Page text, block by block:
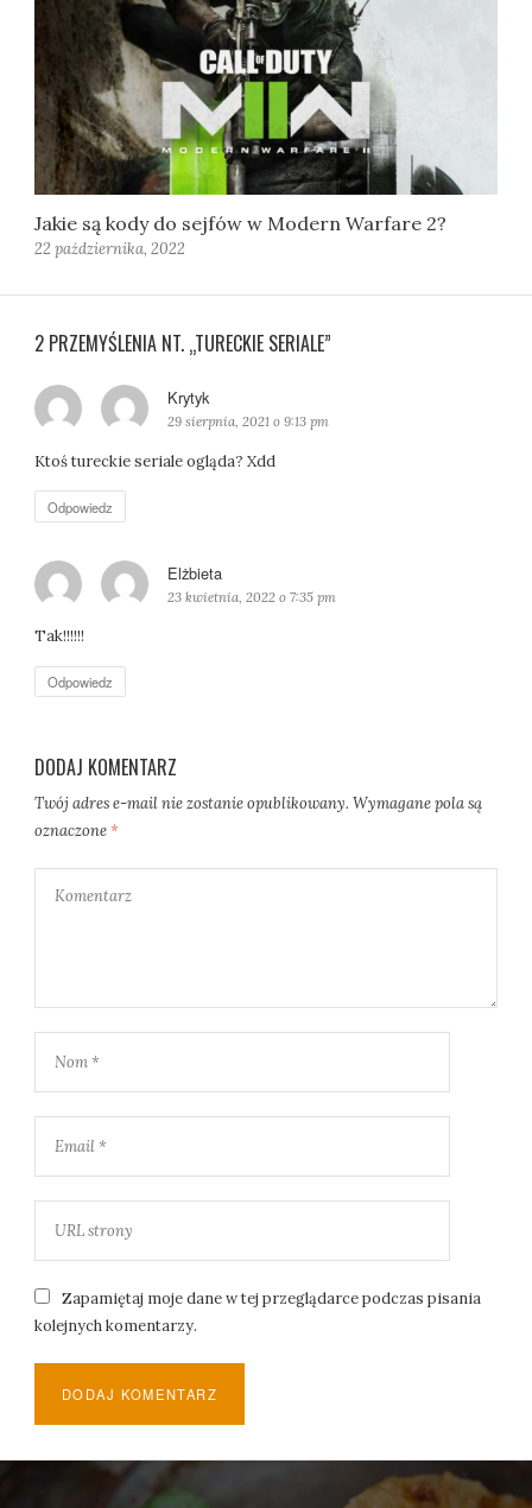
Jakie są kody do sejfów w Modern Warfare 2?
22 października, 2022
2 PRZEMYŚLENIA NT. „TURECKIE SERIALE”
Krytyk
i
z
29 sierpnia, 2021 o 9:13 pm
Ktoś tureckie seriale ogląda? Xdd
Odpowiedz
Elżbieta
i
23 kwietnia, 2022 o 7:35 pm
Tak!!!!!!
Odpowiedz
DODAJ KOMENTARZ
Twój adres e-mail nie zostanie opublikowany. Wymagane pola są
oznaczone*
Zapamiętaj moje dane w tej przeglądarce podczas pisania
kolejnych komentarzy.